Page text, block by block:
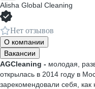
Alisha Global Cleaning
Нет отзывов
О компании
Вакансии
AGCleaning - молодая,
открылась в 2014 году в
зарекомендовали себя,